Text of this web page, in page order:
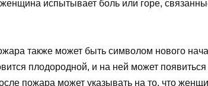
испытывает боль или горе,
также может быть символом нового
плодородной, и на ней может
пожара может указывать на то, что